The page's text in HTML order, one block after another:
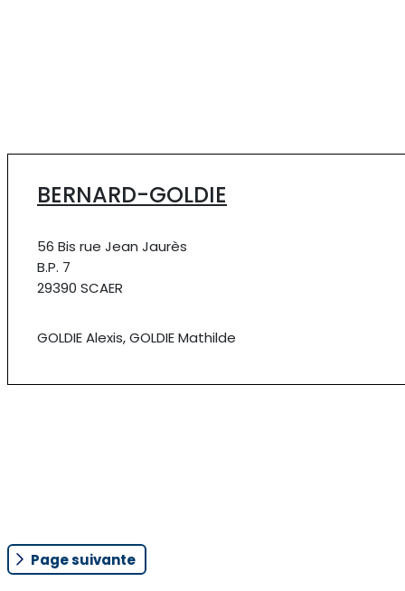
BERNARD-GOLDIE
56 Bis rue Jean Jaurès
B.P. 7
29390 SCAER
GOLDIE Alexis, GOLDIE Mathilde
Page suivante